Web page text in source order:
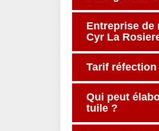
Entreprise de
Cyr La
Tarif
Qui peut
tuile ?